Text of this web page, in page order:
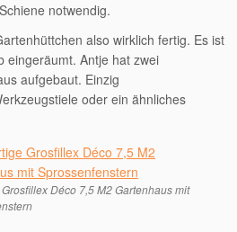
notwendig.
also wirklich fertig. Es ist
eingeräumt. Antje hat zwei
aufgebaut. Einzig
oder ein ähnliches
Déco 7,5 M2 Gartenhaus mit